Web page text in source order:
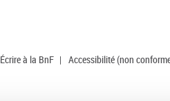
Écrire à la BnF | Accessibilité (non